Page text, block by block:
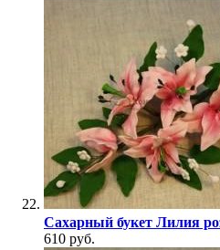
Сахарный букет Лилия
610 руб.